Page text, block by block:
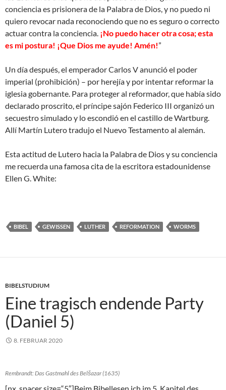
conciencia es prisionera de la Palabra de Dios, y no puedo ni
quiero revocar nada reconociendo que no es seguro o correcto
actuar contra la conciencia. ¡No puedo hacer otra cosa; esta
es mi postura! ¡Que Dios me ayude! Amén!”
Un día después, el emperador Carlos V anunció el poder
imperial (prohibición) – por herejía y por intentar reformar la
iglesia gobernante. Para proteger al reformador, que había sido
declarado proscrito, el príncipe sajón Federico III organizó un
secuestro simulado y lo escondió en el castillo de Wartburg.
Allí Martín Lutero tradujo el Nuevo Testamento al alemán.
Esta actitud de Lutero hacia la Palabra de Dios y su conciencia
me recuerda una famosa cita de la escritora estadounidense
Ellen G. White:
BIBEL GEWISSEN LUTHER REFORMATION WORMS
BIBELSTUDIUM
Eine tragisch endende Party
(Daniel 5)
8. FEBRUAR 2020
Rembrandt: Das Gastmahl des Belšazar (1635)